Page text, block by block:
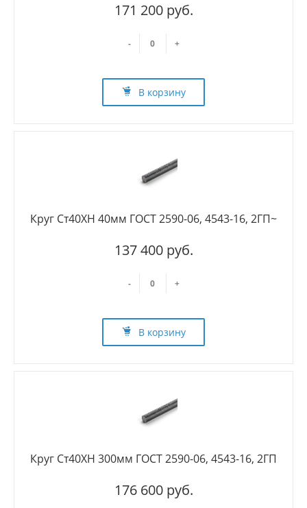
171 200 руб.
- +
В корзину
Круг Ст40ХН 40мм ГОСТ 2590-06, 4543-16, 2ГП~
137 400 руб.
- +
В корзину
Круг Ст40ХН 300мм ГОСТ 2590-06, 4543-16, 2ГП
176 600 руб.